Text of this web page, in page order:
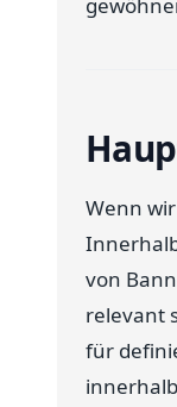
Wenn
von
relevant
für